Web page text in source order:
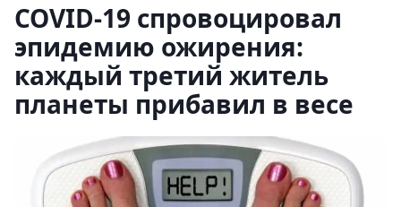
COVID-19 спровоцировал
эпидемию ожирения:
каждый третий житель
планеты прибавил в весе